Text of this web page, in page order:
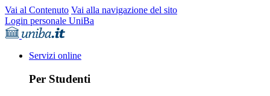
Vai al Contenuto Vai alla navigazione del sito
Login personale UniBa
Servizi online
Per Studenti